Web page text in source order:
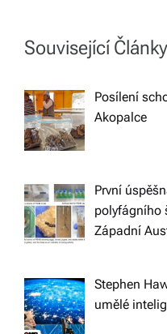
n
a
v
i
g
a
t
Související Články
Posílení
Akopalce
První
polyfágního
Západní
Stephen
umělé